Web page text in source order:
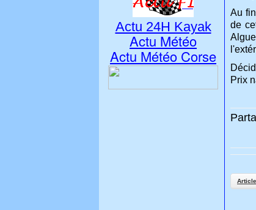
Au
de
Prix
Actu 24H Kayak
Actu Météo
Actu Météo Corse